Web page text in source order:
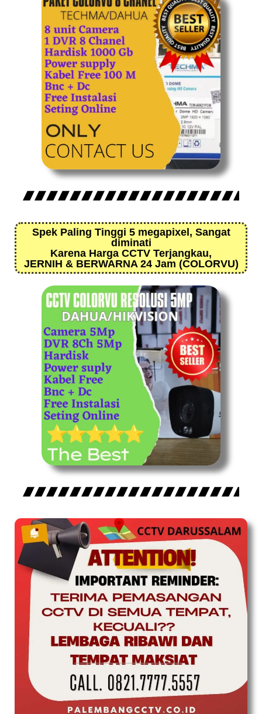
Spek Paling Tinggi 5 megapixel, Sangat
diminati
Karena Harga CCTV Terjangkau,
JERNIH & BERWARNA 24 Jam (COLORVU)